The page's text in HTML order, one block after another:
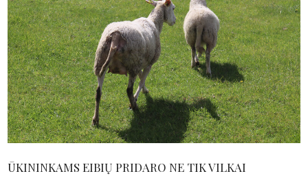
ŪKININKAMS EIBIŲ PRIDARO NE TIK VILKAI